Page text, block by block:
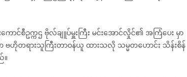
င်စီဥက္ကဌ ဗိုလ်ချူပ်မှူးကြီး မင်းအောင်လှိုင်၏ အကြံပေး မှာ
မှာ ဗဟိုတရားသူကြီးတာဝန်ယူ ထားသလို သမ္မတဟောင်း သိန်းစိန်
။